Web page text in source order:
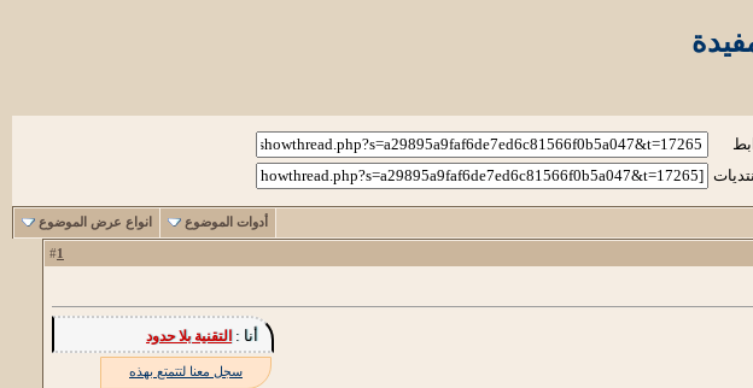
أدوات الموضوع انواع عرض الموضوع
1
أنا : التقنية بلا حدود
سجل معنا لتتمتع بهذه